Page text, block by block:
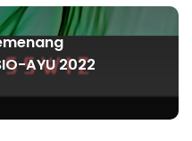
AYU 2022